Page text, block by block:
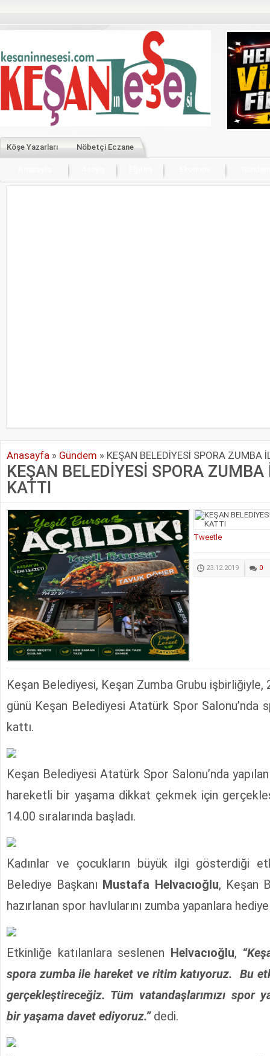
Köşe Yazarları Nöbetçi Eczane
Anasayfa » Gündem » KEŞAN BELEDİYESİ SPORA ZUMBA
KEŞAN BELEDİYESİ SPORA
KATTI
Tweetle
23.12.2019 0
Keşan Belediyesi, Keşan Zumba Grubu işbirliğiyle,
günü Keşan Belediyesi Atatürk Spor Salonu’nda
kattı.
Keşan Belediyesi Atatürk Spor Salonu’nda
hareketli bir yaşama dikkat çekmek için
14.00 sıralarında başladı.
Kadınlar ve çocukların büyük ilgi gösterdiği
Belediye Başkanı Mustafa Helvacıoğlu, Keşan
hazırlanan spor havlularını zumba yapanlara
Etkinliğe katılanlara seslenen Helvacıoğlu,
spora zumba ile hareket ve ritim katıyoruz. Bu
gerçekleştireceğiz. Tüm vatandaşlarımızı spor
bir yaşama davet ediyoruz.”dedi.